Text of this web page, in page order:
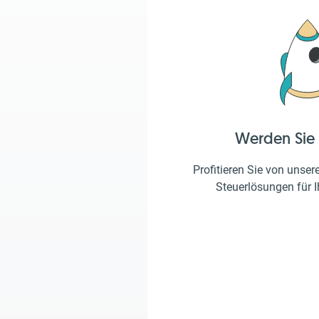
Werden
Profitieren Sie von
Steuerlösungen für